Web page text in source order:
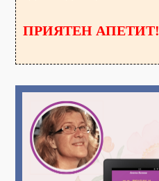
ПРИЯТЕН АПЕТИТ!